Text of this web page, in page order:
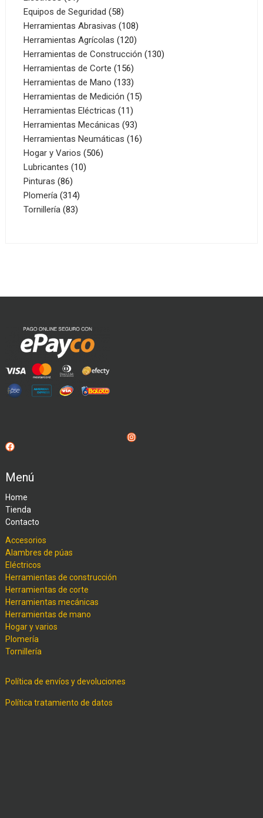
productos
Equipos de Seguridad 5858
productos
Herramientas Abrasivas 108108
productos
Herramientas Agrícolas 120120
productos
Herramientas de Construcción 130130
Herramientas de Corte 156156
productos
Herramientas de Mano 133133
productos
Herramientas de Medición 1515
Herramientas Eléctricas 1111
productos
Herramientas Mecánicas 9393
productos
Herramientas Neumáticas 1616
Hogar y Varios 506506
Lubricantes 1010
Pinturas 8686
productos
Plomería 314314
productos
Tornillería 8383
Instagram
Facebook
Menú
Home
Tienda
Contacto
Accesorios
Alambres de púas
Eléctricos
Herramientas de construcción
Herramientas de corte
Herramientas mecánicas
Herramientas de mano
Hogar y varios
Plomería
Tornillería
Política de envíos y devoluciones
Política tratamiento de datos